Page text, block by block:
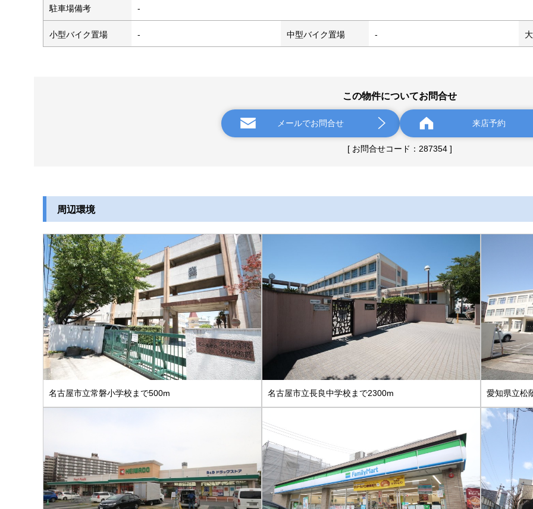
駐車場備考 -
小型バイク置場 - 中型バイク置場 -
この物件についてお問合せ
メールでお問合せ 来店予約
[ お問合せコード：287354 ]
周辺環境
名古屋市立常磐小学校まで500m 名古屋市立長良中学校まで2300m 愛知県立松